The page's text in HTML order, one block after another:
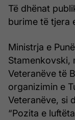
Të dhënat
burime të tjera
Ministrja e
Stamenkovski,
Veteranëve të
organizimin e
Veteranëve, si
“Pozita e